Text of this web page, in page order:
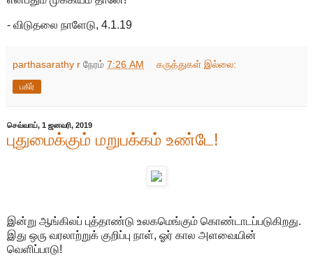
- விடுதலை நாளேடு, 4.1.19
parthasarathy r நேரம் 7:26 AM கருத்துகள் இல்லை:
பகிர்
செவ்வாய், 1 ஜனவரி, 2019
புதுமைக்கும் மறுபக்கம் உண்டே!
இன்று ஆங்கிலப் புத்தாண்டு உலகமெங்கும் கொண்டாடப்படுகிறது.
இது ஒரு வரலாற்றுக் குறிப்பு நாள், ஓர் கால அளவையின்
வெளிப்பாடு!